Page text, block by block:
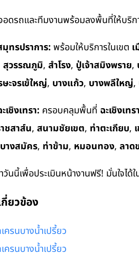
อดรถและทีมงานพร้อมลงพื้นที่ให้บริ
ทรปราการ: พร้อมให้บริการในเขต
สุวรรณภูมิ, สำโรง, ปู่เจ้าสมิงพราย,
ะจรเข้ใหญ่, บางแก้ว, บางพลีใหญ่,
เชิงเทรา: ครอบคลุมพื้นที่ ฉะเชิงเทรา
ชสาส์น, สนามชัยเขต, ท่าตะเกียบ,
บางสมัคร, ท่าข้าม, หมอนทอง, ลาด
วันนี้เพื่อประเมินหน้างานฟรี! มั่นใจ
ยวข้อง
ครนบางน้ำเปรี้ยว
ครนบางน้ำเปรี้ยว